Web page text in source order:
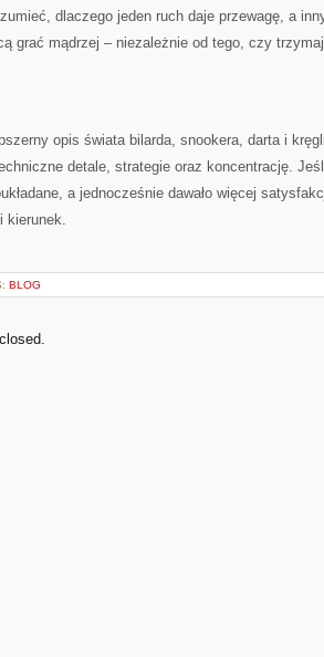
dlaczego jeden ruch daje przewagę, a
grać mądrzej – niezależnie od tego, czy
opis świata bilarda, snookera, darta i
detale, strategie oraz koncentrację.
a jednocześnie dawało więcej
kierunek.
BLOG